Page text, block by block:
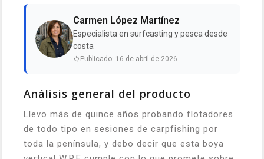
Carmen López Martínez
Especialista en surfcasting y pesca desde
costa
Publicado: 16 de abril de 2026
Análisis general del producto
Llevo más de quince años probando flotadores
de todo tipo en sesiones de carpfishing por
toda la península, y debo decir que esta boya